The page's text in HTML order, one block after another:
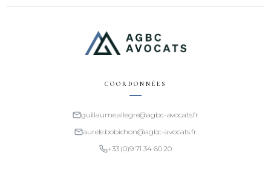
COORDONNÉES
guillaume.allegre@agbc-avocats.fr
aurele.bobichon@agbc-avocats.fr
+33 (0)9 71 34 60 20